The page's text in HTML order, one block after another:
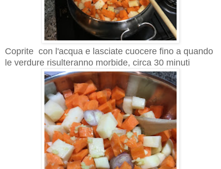
Coprite con l'acqua e lasciate cuocere fino a quando
le verdure risulteranno morbide, circa 30 minuti